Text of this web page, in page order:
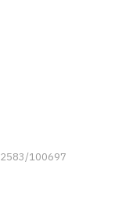
100697